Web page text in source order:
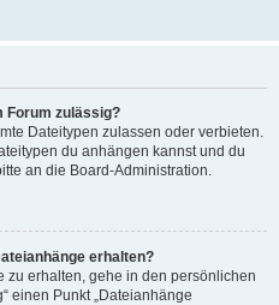
Forum zulässig?
Dateitypen zulassen oder verbieten.
du anhängen kannst und du
an die Board-Administration.
erhalten?
erhalten, gehe in den persönlichen
einen Punkt „Dateianhänge